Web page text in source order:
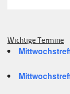
Wichtige Termine